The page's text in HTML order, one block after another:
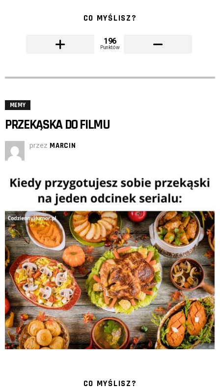
CO MYŚLISZ?
196
Punktów
MEMY
PRZEKĄSKA DO FILMU
przez MARCIN
CO MYŚLISZ?